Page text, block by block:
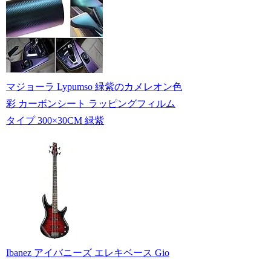
マジョーラ Lypumso 緑紫のカメレオン色
彩 カーボンシート ラッピングフィルム
タイプ 300×30CM 緑紫
Ibanez アイバニーズ エレキベース Gio